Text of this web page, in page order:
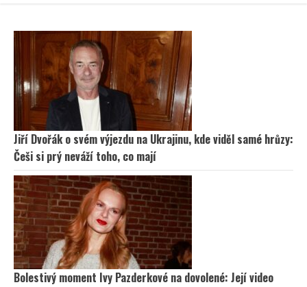
Jiří Dvořák o svém výjezdu na Ukrajinu, kde viděl samé hrůzy:
Češi si prý neváží toho, co mají
Bolestivý moment Ivy Pazderkové na dovolené: Její video